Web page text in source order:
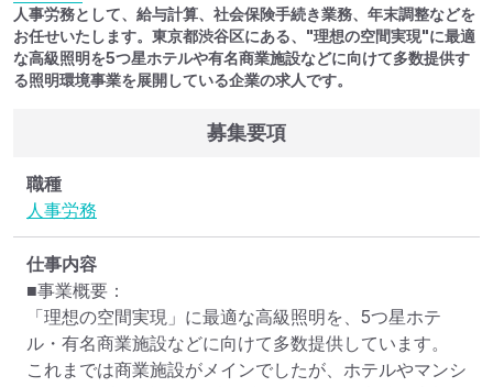
人事労務として、給与計算、社会保険手続き業務、年末調整などを
お任せいたします。東京都渋谷区にある、"理想の空間実現"に最適
な高級照明を5つ星ホテルや有名商業施設などに向けて多数提供す
る照明環境事業を展開している企業の求人です。
募集要項
職種
人事労務
仕事内容
■事業概要：
「理想の空間実現」に最適な高級照明を、5つ星ホテ
ル・有名商業施設などに向けて多数提供しています。
これまでは商業施設がメインでしたが、ホテルやマンシ